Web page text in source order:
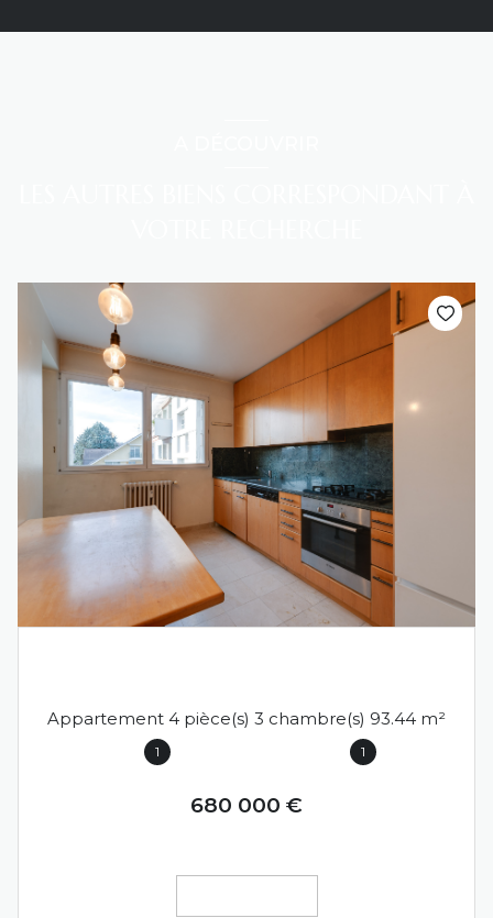
Appartement 4 pièce(s) 3 chambre(s) 93.44 m²
1 1
680 000 €